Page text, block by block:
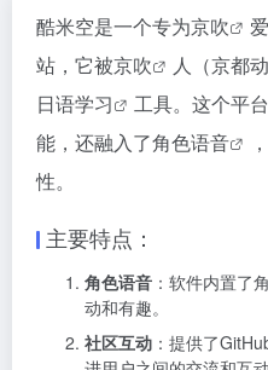
酷米空是一个专为京吹
站，它被京吹
人（京都
日语学习
工具。这个平
能，还融入了角色语音
性。
主要特点：
角色语音 ：软件内置了
动和有趣。
社区互动 ：提供了